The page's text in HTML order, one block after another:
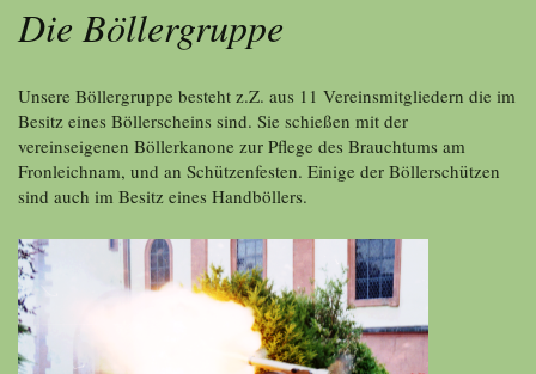
Die Böllergruppe
Unsere Böllergruppe besteht z.Z. aus 11 Vereinsmitgliedern die im
Besitz eines Böllerscheins sind. Sie schießen mit der
vereinseigenen Böllerkanone zur Pflege des Brauchtums am
Fronleichnam, und an Schützenfesten. Einige der Böllerschützen
sind auch im Besitz eines Handböllers.